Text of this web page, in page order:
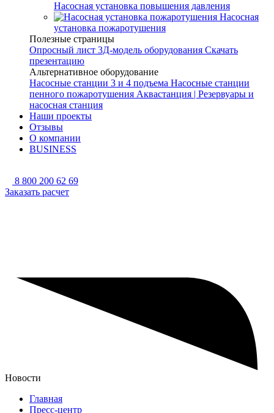
Насосная установка повышения давления
Насосная
установка пожаротушения
Полезные страницы
Опросный лист 3Д-модель оборудования Скачать
презентацию
Альтернативное оборудование
Насосные станции 3 и 4 подъема Насосные станции
пенного пожаротушения Аквастанция | Резервуары и
насосная станция
Наши проекты
Отзывы
О компании
BUSINESS
8 800 200 62 69
Заказать расчет
Новости
Главная
Пресс-центр